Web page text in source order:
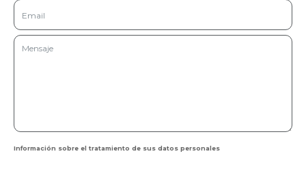
Información sobre el tratamiento de sus datos personales